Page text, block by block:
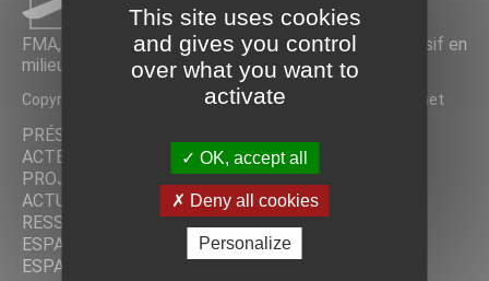
FMA, Réseau pour la préservation de l’élevage extensif en
milieux humides
Copyright © FMA 2026 | Mentions légales Biznet
PRÉSENTATION DU RÉSEAU
ACTEURS
PROJETS
ACTUALITÉS
RESSOURCES
ESPACE COLLABORATIF
ESPACE MEMBRE
This site uses cookies
and gives you control
over what you want to
activate
OK, accept all
Deny all cookies
Personalize